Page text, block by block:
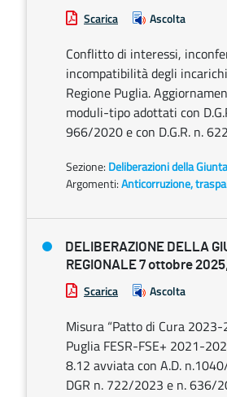
Scarica Ascolta
Conflitto di interessi,
incompatibilità degli
Regione Puglia.
moduli-tipo adottati con
966/2020 e con D.G.R. n.
Sezione: Deliberazioni della
Argomenti:Anticorruzione,
DELIBERAZIONE DELLA
REGIONALE 7 ottobre
Scarica Ascolta
Misura “Patto di Cura 2023-
Puglia FESR-FSE+ 2021-
8.12 avviata con A.D.
DGR n. 722/2023 e n. 636/